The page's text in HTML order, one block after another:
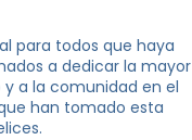
para todos que haya
a dedicar la mayor
a la comunidad en el
han tomado esta